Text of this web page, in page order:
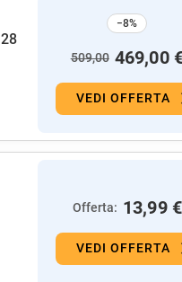
−8%
509,00 469,00
VEDI OFFERTA
Offerta: 13,99 €
VEDI OFFERTA